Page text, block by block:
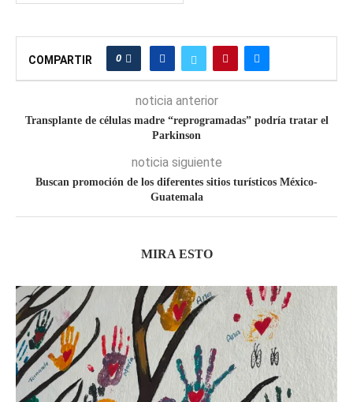
COMPARTIR 0
noticia anterior
Transplante de células madre “reprogramadas” podría tratar el
Parkinson
noticia siguiente
Buscan promoción de los diferentes sitios turísticos México-
Guatemala
MIRA ESTO